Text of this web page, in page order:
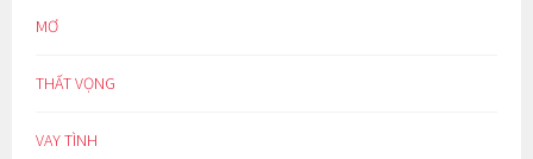
MƠ
THẤT VỌNG
VAY TÌNH